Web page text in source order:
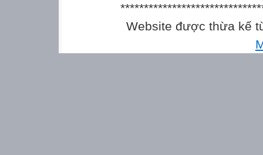
Website được thừa kế